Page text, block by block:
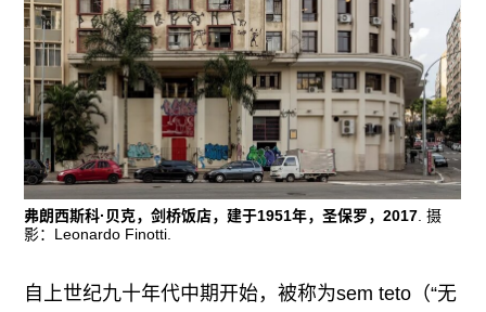
弗朗西斯科·贝克，剑桥饭店，建于1951年，圣保罗，2017 . 摄
影：Leonardo Finotti.
自上世纪九十年代中期开始，被称为sem teto（“无